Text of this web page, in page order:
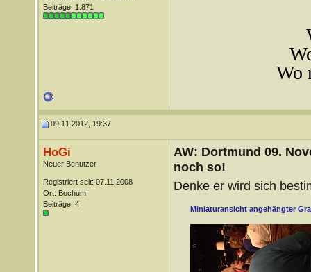
Beiträge: 1.871
Wo
09.11.2012, 19:37
HoGi
Neuer Benutzer
Registriert seit: 07.11.2008
Ort: Bochum
Beiträge: 4
AW: Dortmund 09.
noch so!
Denke er wird sich
Miniaturansicht angehängter